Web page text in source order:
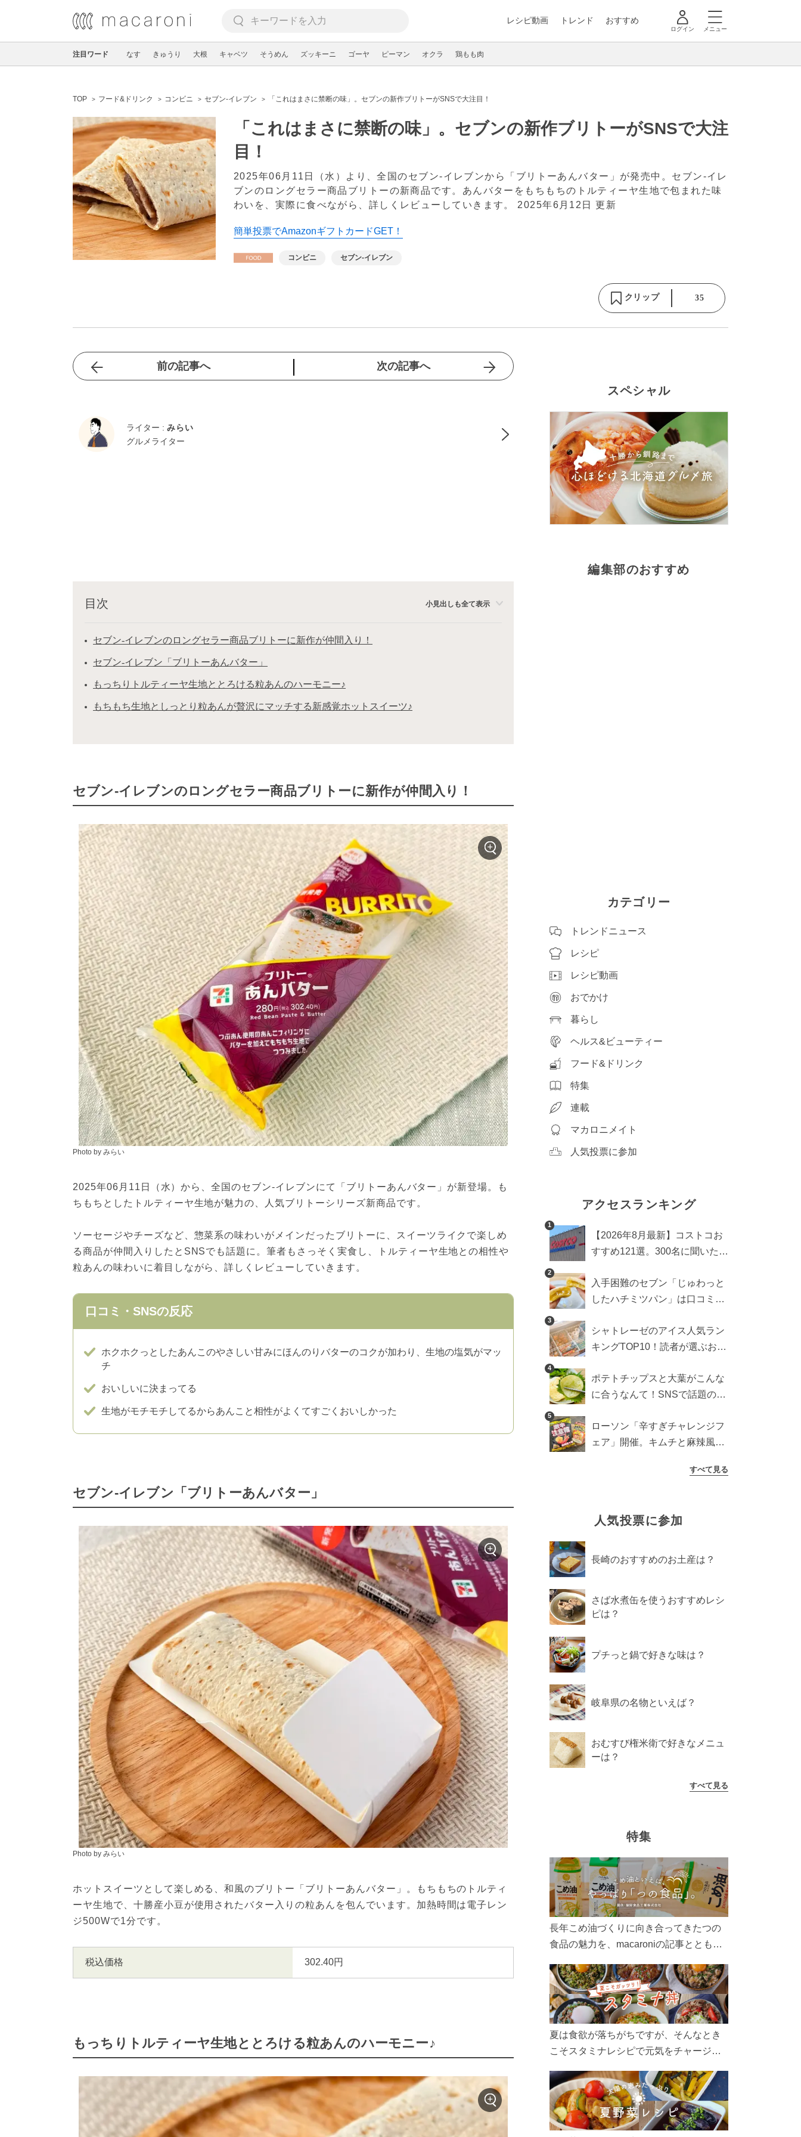
レシピ動画 トレンド おすすめ
ログイン メニュー
注目ワード なす きゅうり 大根 キャベツ そうめん ズッキーニ ゴーヤ ピーマン オクラ 鶏もも肉
TOP フード&ドリンク コンビニ セブン-イレブン 「これはまさに禁断の味」。セブンの新作ブリトーがSNSで大注目！
「これはまさに禁断の味」。セブンの新作ブリトーがSNSで大注
目！
2025年06月11日（水）より、全国のセブン-イレブンから「ブリトーあんバター」が発売中。セブン-イレ
ブンのロングセラー商品ブリトーの新商品です。あんバターをもちもちのトルティーヤ生地で包まれた味
わいを、実際に食べながら、詳しくレビューしていきます。 2025年6月12日 更新
簡単投票でAmazonギフトカードGET！
コンビニ セブン-イレブン
クリップ 35
前の記事へ 次の記事へ
ライター : みらい
グルメライター
目次 小見出しも全て表示
セブン-イレブンのロングセラー商品ブリトーに新作が仲間入り！
セブン-イレブン「ブリトーあんバター」
もっちりトルティーヤ生地ととろける粒あんのハーモニー♪
もちもち生地としっとり粒あんが贅沢にマッチする新感覚ホットスイーツ♪
セブン-イレブンのロングセラー商品ブリトーに新作が仲間入り！
Photo by みらい
2025年06月11日（水）から、全国のセブン-イレブンにて「ブリトーあんバター」が新登場。も
ちもちとしたトルティーヤ生地が魅力の、人気ブリトーシリーズ新商品です。
ソーセージやチーズなど、惣菜系の味わいがメインだったブリトーに、スイーツライクで楽しめ
る商品が仲間入りしたとSNSでも話題に。筆者もさっそく実食し、トルティーヤ生地との相性や
粒あんの味わいに着目しながら、詳しくレビューしていきます。
口コミ・SNSの反応
ホクホクっとしたあんこのやさしい甘みにほんのりバターのコクが加わり、生地の塩気がマッ
チ
おいしいに決まってる
生地がモチモチしてるからあんこと相性がよくてすごくおいしかった
セブン-イレブン「ブリトーあんバター」
Photo by みらい
ホットスイーツとして楽しめる、和風のブリトー「ブリトーあんバター」。もちもちのトルティ
ーヤ生地で、十勝産小豆が使用されたバター入りの粒あんを包んでいます。加熱時間は電子レン
ジ500Wで1分です。
税込価格 302.40円
もっちりトルティーヤ生地ととろける粒あんのハーモニー♪
スペシャル
編集部のおすすめ
カテゴリー
トレンドニュース
レシピ
レシピ動画
おでかけ
暮らし
ヘルス&ビューティー
フード&ドリンク
特集
連載
マカロニメイト
人気投票に参加
アクセスランキング
1
【2026年8月最新】コストコお
すすめ121選。300名に聞いた買
め商品も
2
入手困難のセブン「じゅわっと
したハチミツパン」は口コミ通
検証
3
シャトレーゼのアイス人気ラン
キングTOP10！読者が選ぶおす
4
ポテトチップスと大葉がこんな
に合うなんて！SNSで話題の食
5
ローソン「辛すぎチャレンジフ
ェア」開催。キムチと麻辣風の
すべて見る
人気投票に参加
長崎のおすすめのお土産は？
さば水煮缶を使うおすすめレシ
ピは？
プチっと鍋で好きな味は？
岐阜県の名物といえば？
おむすび権米衛で好きなメニュ
ーは？
すべて見る
特集
長年こめ油づくりに向き合ってきたつの
食品の魅力を、macaroniの記事とともに
ん、製造現場や品質へのこだわりまで。
こめ油をもっと好きになるコンテンツを
ぜひお楽しみください。
夏は食欲が落ちがちですが、そんなとき
こそスタミナレシピで元気をチャージ！
リ食べて、夏バテを吹き飛ばしましょ
う！